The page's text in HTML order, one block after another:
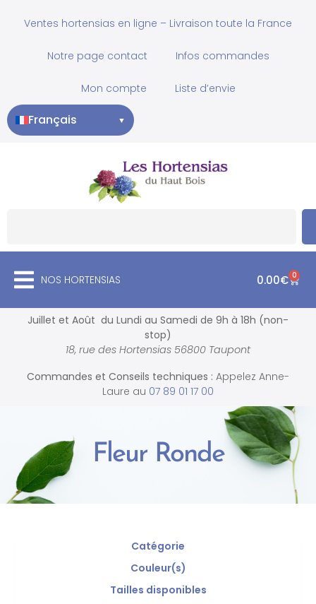
Ventes hortensias en ligne – Livraison toute la France
Notre page contact Infos commandes
Mon compte Liste d’envie
Français ▼
NOS HORTENSIAS 0.00€ 0
Juillet et Août du Lundi au Samedi de 9h à 18h (non-
stop)
18, rue des Hortensias 56800 Taupont
Commandes et Conseils techniques : Appelez Anne-
Laure au 07 89 01 17 00
Fleur Ronde
Catégorie
Couleur(s)
Tailles disponibles